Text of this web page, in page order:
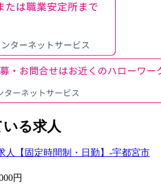
る求人
人【固定時間制・日勤】-宇都宮市
円